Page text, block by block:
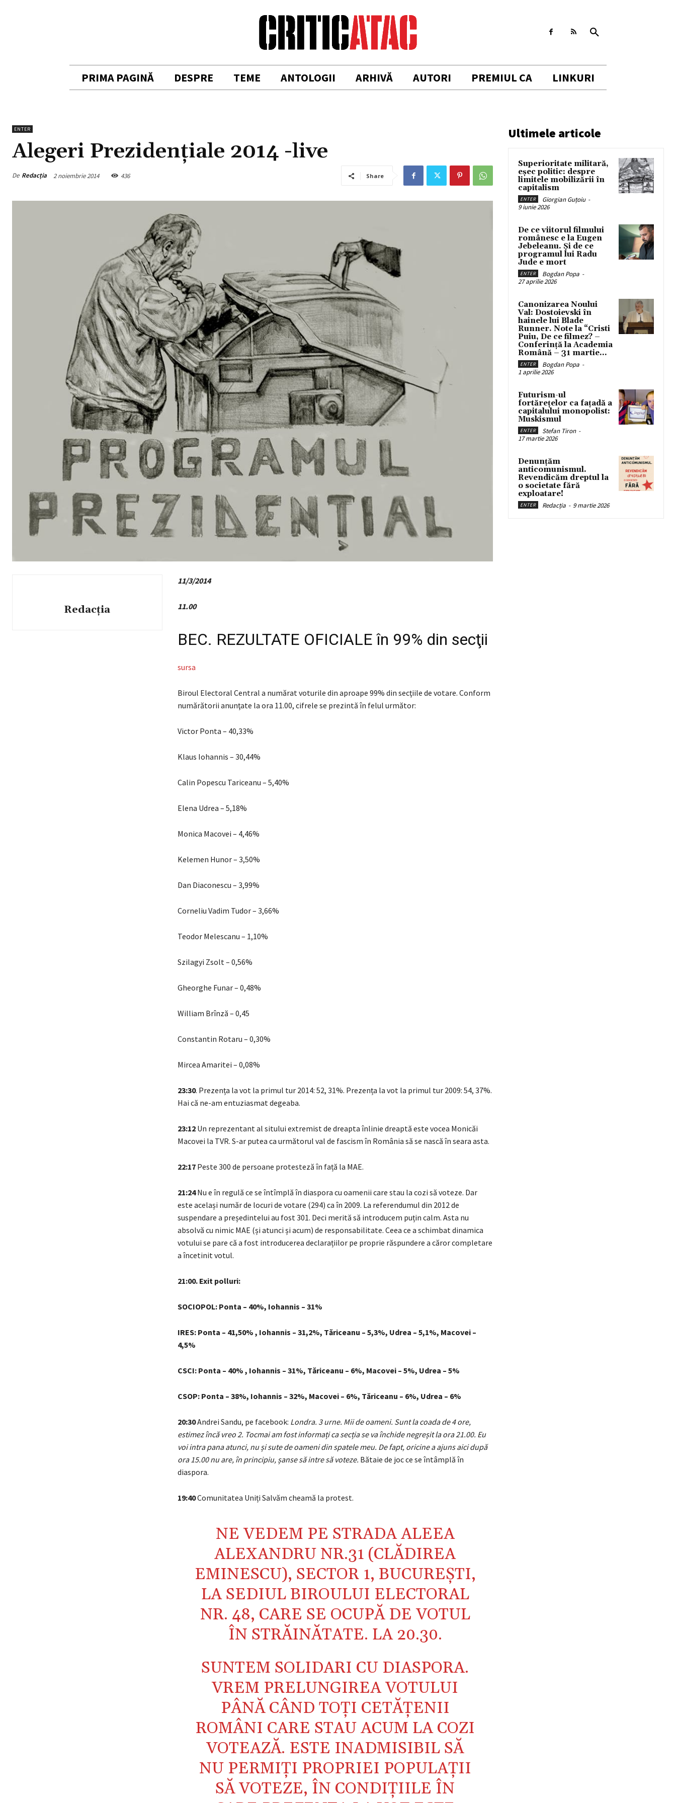
PRIMA PAGINĂ DESPRE TEME ANTOLOGII ARHIVĂ AUTORI PREMIUL CA LINKURI
ENTER
Alegeri Prezidențiale 2014 -live
De Redacția 2 noiembrie 2014 436 Share
Redacția
11/3/2014
11.00
BEC. REZULTATE OFICIALE în 99% din secţii
sursa
Biroul Electoral Central a numărat voturile din aproape 99% din secţiile de votare. Conform
numărătorii anunţate la ora 11.00, cifrele se prezintă în felul următor:
Victor Ponta – 40,33%
Klaus Iohannis – 30,44%
Calin Popescu Tariceanu – 5,40%
Elena Udrea – 5,18%
Monica Macovei – 4,46%
Kelemen Hunor – 3,50%
Dan Diaconescu – 3,99%
Corneliu Vadim Tudor – 3,66%
Teodor Melescanu – 1,10%
Szilagyi Zsolt – 0,56%
Gheorghe Funar – 0,48%
William Brînză – 0,45
Constantin Rotaru – 0,30%
Mircea Amaritei – 0,08%
23:30. Prezența la vot la primul tur 2014: 52, 31%. Prezența la vot la primul tur 2009: 54, 37%.
Hai că ne-am entuziasmat degeaba.
23:12 Un reprezentant al sitului extremist de dreapta înlinie dreaptă este vocea Monicăi
Macovei la TVR. S-ar putea ca următorul val de fascism în România să se nască în seara asta.
22:17Peste 300 de persoane protesteză în față la MAE.
21:24Nu e în regulă ce se întîmplă în diaspora cu oamenii care stau la cozi să voteze. Dar
este același număr de locuri de votare (294) ca în 2009. La referendumul din 2012 de
suspendare a președintelui au fost 301. Deci merită să introducem puțin calm. Asta nu
absolvă cu nimic MAE (și atunci și acum) de responsabilitate. Ceea ce a schimbat dinamica
votului se pare că a fost introducerea declarațiilor pe proprie răspundere a căror completare
a încetinit votul.
21:00. Exit polluri:
SOCIOPOL: Ponta – 40%, Iohannis – 31%
IRES: Ponta – 41,50% , Iohannis – 31,2%, Tăriceanu – 5,3%, Udrea – 5,1%, Macovei –
4,5%
CSCI: Ponta – 40% , Iohannis – 31%, Tăriceanu – 6%, Macovei – 5%, Udrea – 5%
CSOP: Ponta – 38%, Iohannis – 32%, Macovei – 6%, Tăriceanu – 6%, Udrea – 6%
20:30Andrei Sandu, pe facebook: Londra. 3 urne. Mii de oameni. Sunt la coada de 4 ore,
estimez încă vreo 2. Tocmai am fost informați ca secția se va închide negreșit la ora 21.00. Eu
voi intra pana atunci, nu și sute de oameni din spatele meu. De fapt, oricine a ajuns aici după
ora 15.00 nu are, în principiu, șanse să intre să voteze. Bătaie de joc ce se întâmplă în
diaspora.
19:40Comunitatea Uniți Salvăm cheamă la protest.
NE VEDEM PE STRADA ALEEA
ALEXANDRU NR.31 (CLĂDIREA
EMINESCU), SECTOR 1, BUCUREȘTI,
LA SEDIUL BIROULUI ELECTORAL
NR. 48, CARE SE OCUPĂ DE VOTUL
ÎN STRĂINĂTATE. LA 20.30.
SUNTEM SOLIDARI CU DIASPORA.
VREM PRELUNGIREA VOTULUI
PÂNĂ CÂND TOȚI CETĂȚENII
ROMÂNI CARE STAU ACUM LA COZI
VOTEAZĂ. ESTE INADMISIBIL SĂ
NU PERMIȚI PROPRIEI POPULAȚII
SĂ VOTEZE, ÎN CONDIȚIILE ÎN
Ultimele articole
Superioritate militară,
eșec politic: despre
limitele mobilizării în
capitalism
ENTER Giorgian Guțoiu -
9 iunie 2026
De ce viitorul filmului
românesc e la Eugen
Jebeleanu. Și de ce
programul lui Radu
Jude e mort
ENTER Bogdan Popa -
27 aprilie 2026
Canonizarea Noului
Val: Dostoievski în
hainele lui Blade
Runner. Note la “Cristi
Puiu, De ce filmez? –
Conferință la Academia
Română – 31 martie...
ENTER Bogdan Popa -
1 aprilie 2026
Futurism-ul
fortărețelor ca fațadă a
capitalului monopolist:
Muskismul
ENTER Stefan Tiron -
17 martie 2026
Denunțăm
anticomunismul.
Revendicăm dreptul la
o societate fără
exploatare!
ENTER Redacția - 9 martie 2026